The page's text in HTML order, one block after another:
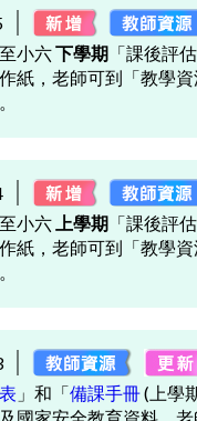
小六下學期 「課後評
紙，老師可到「教學資
小六 上學期 「課後評
紙，老師可到「教學資
」和「備課手冊(上學